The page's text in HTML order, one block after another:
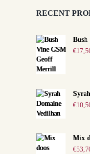
RECENT
€
€
Mix
€